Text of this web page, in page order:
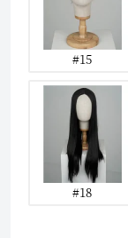
#15
#18